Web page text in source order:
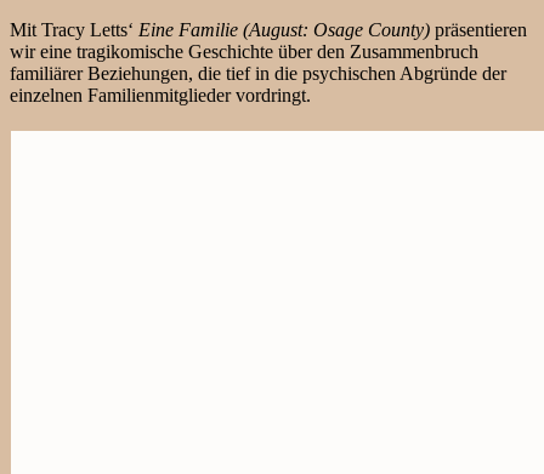
Mit Tracy Letts‘ Eine Familie (August: Osage County) präsentieren
wir eine tragikomische Geschichte über den Zusammenbruch
familiärer Beziehungen, die tief in die psychischen Abgründe der
einzelnen Familienmitglieder vordringt.